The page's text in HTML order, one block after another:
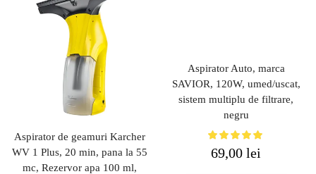
Aspirator de geamuri Karcher
WV 1 Plus, 20 min, pana la 55
mc, Rezervor apa 100 ml,
Aspirator Auto, marca
SAVIOR, 120W, umed/uscat,
sistem multiplu de filtrare,
negru
69,00lei